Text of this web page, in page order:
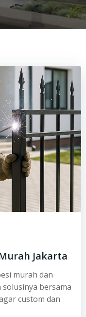
Jakarta
murah dan
bersama
custom dan